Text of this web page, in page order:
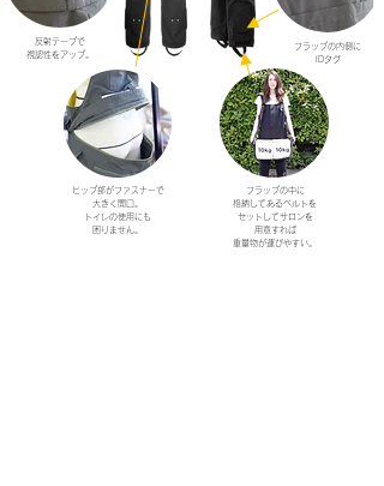
反射テープで
視認性をアップ。
ヒップ部がファスナーで
大きく開口。
トイレの使用にも
困りません。
フラップの内側に
IDタグ
フラップの中に
格納してあるベルトを
セットしてサロンを
用意すれば
重量物が運びやすい。